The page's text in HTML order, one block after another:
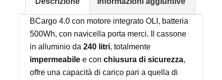
BCargo 4.0 con motore integrato OLI, batteria
500Wh, con navicella porta merci. Il cassone
in alluminio da 240 litri, totalmente
impermeabile e con chiusura di sicurezza,
offre una capacità di carico pari a quella di